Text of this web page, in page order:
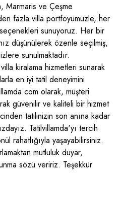
Marmaris ve Çeşme
fazla villa portföyümüzle, her
sunuyoruz. Her bir
düşünülerek özenle seçilmiş,
sunulmaktadır.
kiralama hizmetleri sunarak
en iyi tatil deneyimini
olarak, müşteri
güvenilir ve kaliteli bir hizmet
tatilinizin son anına kadar
Tatilvillamda'yı tercih
rahatlığıyla yaşayabilirsiniz.
mutluluk duyar,
sözü veririz. Teşekkür